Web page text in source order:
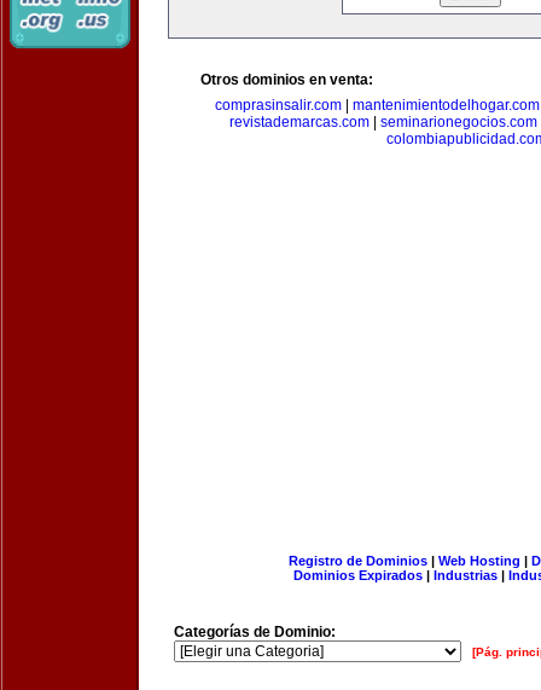
Otros dominios en venta:
comprasinsalir.com
mantenimientodelhogar.com
revistademarcas.com
seminarionegocios.com
Registro de Dominios| Web Hosting |
Dominios Expirados | Industrias |
Categorías de Dominio:
[Pág.